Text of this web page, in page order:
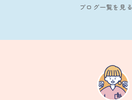
ブログ一覧を見る